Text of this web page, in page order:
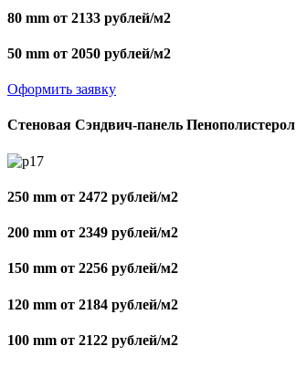
80 mm от 2133 рублей/м2
50 mm от 2050 рублей/м2
Оформить заявку
Стеновая Сэндвич-панель Пенополистерол
250 mm от 2472 рублей/м2
200 mm от 2349 рублей/м2
150 mm от 2256 рублей/м2
120 mm от 2184 рублей/м2
100 mm от 2122 рублей/м2